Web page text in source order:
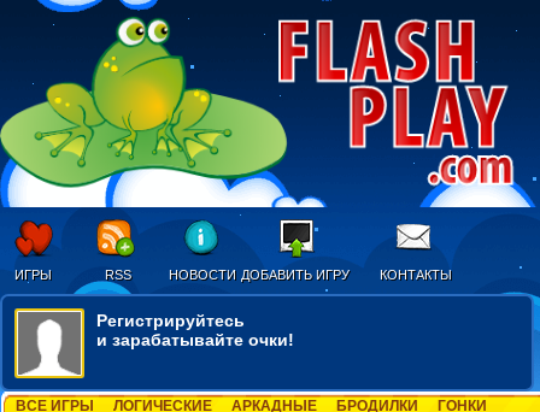
ИГРЫ RSS НОВОСТИ ДОБАВИТЬ ИГРУ КОНТАКТЫ
Регистрируйтесь
и зарабатывайте очки!
ВСЕ ИГРЫ ЛОГИЧЕСКИЕ АРКАДНЫЕ БРОДИЛКИ
ГОНКИ